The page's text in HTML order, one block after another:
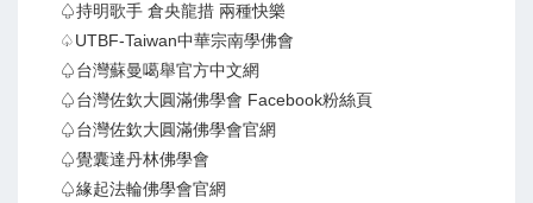
♤持明歌手 倉央龍措 兩種快樂
♤UTBF-Taiwan中華宗南學佛會
♤台灣蘇曼噶舉官方中文網
♤台灣佐欽大圓滿佛學會 Facebook粉絲頁
♤台灣佐欽大圓滿佛學會官網
♤覺囊達丹林佛學會
♤緣起法輪佛學會官網